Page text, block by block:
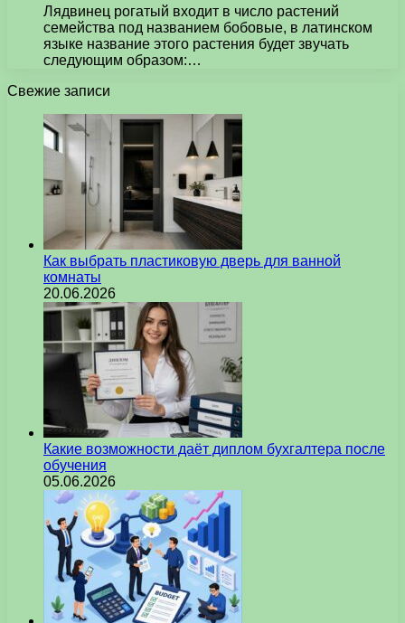
Лядвинец рогатый входит в число растений
семейства под названием бобовые, в латинском
языке название этого растения будет звучать
следующим образом:…
Свежие записи
Как выбрать пластиковую дверь для ванной
комнаты
20.06.2026
Какие возможности даёт диплом бухгалтера после
обучения
05.06.2026